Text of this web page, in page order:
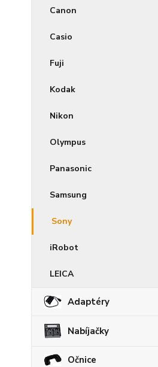
Canon
Casio
Fuji
Kodak
Nikon
Olympus
Panasonic
Samsung
Sony
iRobot
LEICA
Adaptéry
Nabíjačky
Očnice